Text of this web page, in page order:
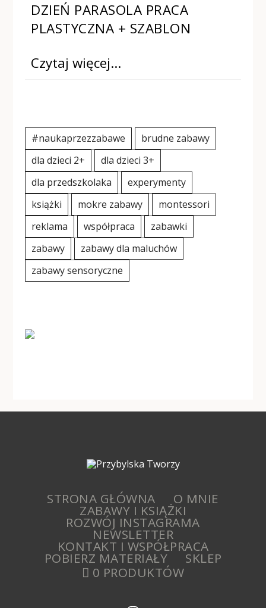
DZIEŃ PARASOLA PRACA
PLASTYCZNA + SZABLON
Czytaj więcej…
#naukaprzezzabawe
brudne zabawy
dla dzieci 2+
dla dzieci 3+
dla przedszkolaka
experymenty
książki
mokre zabawy
montessori
reklama
współpraca
zabawki
zabawy
zabawy dla maluchów
zabawy sensoryczne
STRONA GŁÓWNA O MNIE
ZABAWY I KSIĄŻKI
ROZWÓJ INSTAGRAMA
NEWSLETTER
KONTAKT I WSPÓŁPRACA
POBIERZ MATERIAŁY
SKLEP
0 PRODUKTÓW